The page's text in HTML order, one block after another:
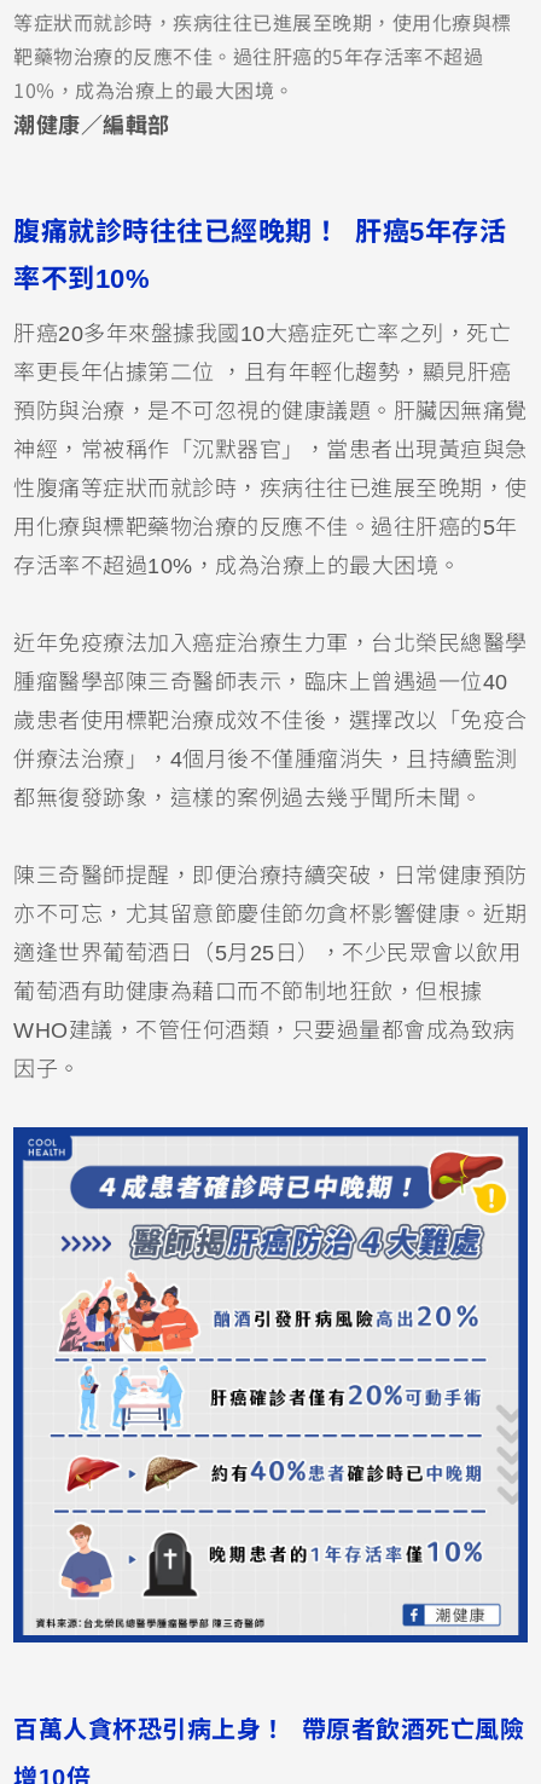
等症狀而就診時，疾病往往已進展至晚期，使用化療與標
靶藥物治療的反應不佳。過往肝癌的5年存活率不超過
10%，成為治療上的最大困境。
潮健康／編輯部
腹痛就診時往往已經晚期！ 肝癌5年存活
率不到10%
肝癌20多年來盤據我國10大癌症死亡率之列，死亡
率更長年佔據第二位 ，且有年輕化趨勢，顯見肝癌
預防與治療，是不可忽視的健康議題。肝臟因無痛覺
神經，常被稱作「沉默器官」，當患者出現黃疸與急
性腹痛等症狀而就診時，疾病往往已進展至晚期，使
用化療與標靶藥物治療的反應不佳。過往肝癌的5年
存活率不超過10%，成為治療上的最大困境。
近年免疫療法加入癌症治療生力軍，台北榮民總醫學
腫瘤醫學部陳三奇醫師表示，臨床上曾遇過一位40
歲患者使用標靶治療成效不佳後，選擇改以「免疫合
併療法治療」，4個月後不僅腫瘤消失，且持續監測
都無復發跡象，這樣的案例過去幾乎聞所未聞。
陳三奇醫師提醒，即便治療持續突破，日常健康預防
亦不可忘，尤其留意節慶佳節勿貪杯影響健康。近期
適逢世界葡萄酒日（5月25日），不少民眾會以飲用
葡萄酒有助健康為藉口而不節制地狂飲，但根據
WHO建議，不管任何酒類，只要過量都會成為致病
因子。
百萬人貪杯恐引病上身！ 帶原者飲酒死亡風險
增10倍